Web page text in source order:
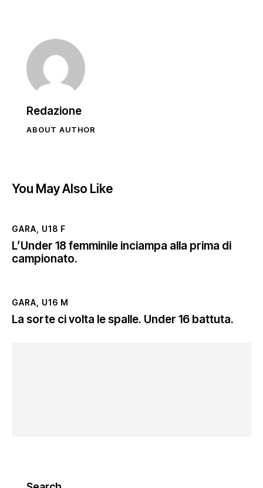
Redazione
ABOUT AUTHOR
You May Also Like
GARA U18 F
L’Under 18 femminile inciampa alla prima di
campionato.
GARA U16 M
La sorte ci volta le spalle. Under 16 battuta.